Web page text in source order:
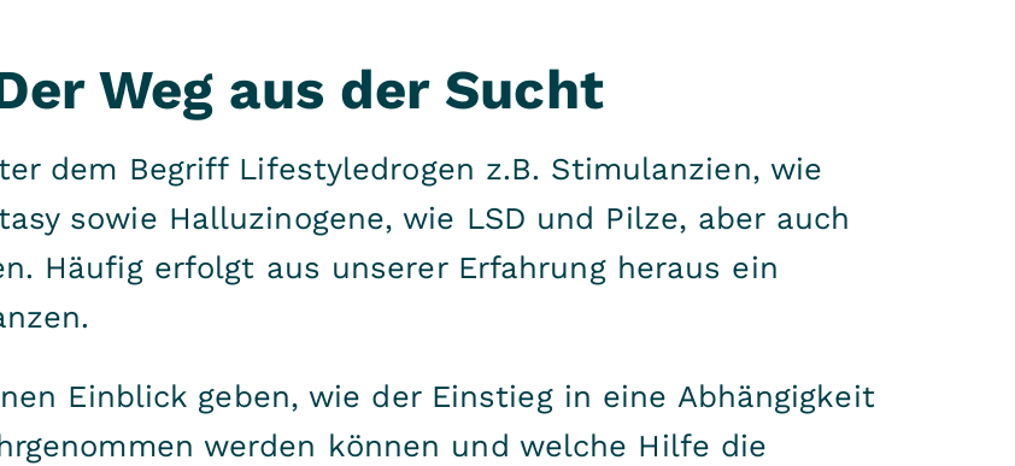
Weg aus der Sucht
dem Begriff Lifestyledrogen z.B. Stimulanzien, wie
sowie Halluzinogene, wie LSD und Pilze, aber auch
Häufig erfolgt aus unserer Erfahrung heraus ein
Einblick geben, wie der Einstieg in eine Abhängigkeit
werden können und welche Hilfe die